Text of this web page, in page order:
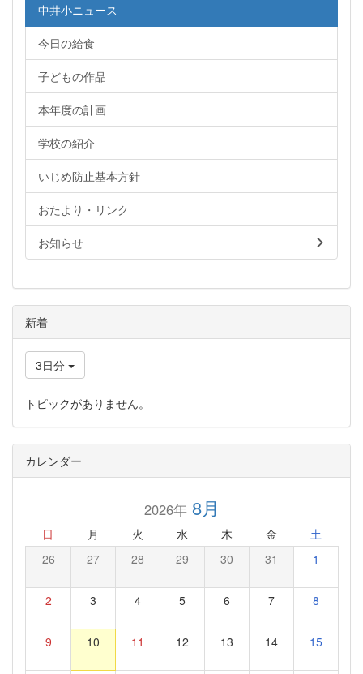
中井小ニュース
今日の給食
子どもの作品
本年度の計画
学校の紹介
いじめ防止基本方針
おたより・リンク
お知らせ
新着
3日分
トピックがありません。
カレンダー
2026年8月
日 月 火 水 木 金 土
26 27 28 29 30 31 1
2 3 4 5 6 7 8
9 10 11 12 13 14 15